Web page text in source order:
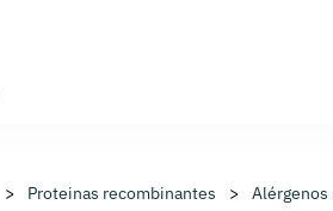
Proteinas recombinantes